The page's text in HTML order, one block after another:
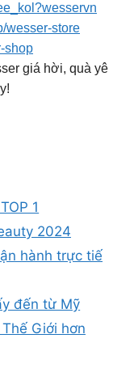
wesser-store
shop
giá hời, quà yê
1
2024
hành trực tiế
đến từ Mỹ
Giới hơn